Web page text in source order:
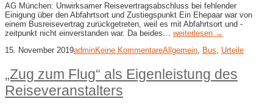
AG München: Unwirksamer Reisevertragsabschluss bei fehlender
Einigung über den Abfahrtsort und Zustiegspunkt Ein Ehepaar war von
einem Busreisevertrag zurückgetreten, weil es mit Abfahrtsort und -
zeitpunkt nicht einverstanden war. Da beides… weiterlesen →
15. November 2019adminKeine KommentareAllgemein Bus Urteile
„Zug zum Flug“ als Eigenleistung des
Reiseveranstalters